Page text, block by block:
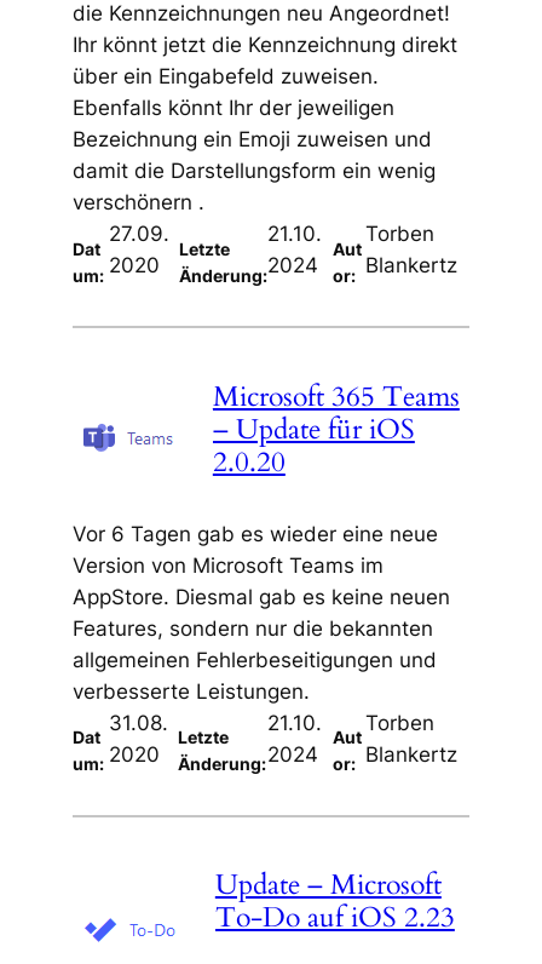
die Kennzeichnungen neu Angeordnet!
Ihr könnt jetzt die Kennzeichnung direkt
über ein Eingabefeld zuweisen.
Ebenfalls könnt Ihr der jeweiligen
Bezeichnung ein Emoji zuweisen und
damit die Darstellungsform ein wenig
verschönern .
Dat
um:
27.09.
2020
Letzte
Änderung:
21.10.
2024
Aut
or:
Torben
Blankertz
Microsoft 365 Teams
– Update für iOS
2.0.20
Vor 6 Tagen gab es wieder eine neue
Version von Microsoft Teams im
AppStore. Diesmal gab es keine neuen
Features, sondern nur die bekannten
allgemeinen Fehlerbeseitigungen und
verbesserte Leistungen.
Dat
um:
31.08.
2020
Letzte
Änderung:
21.10.
2024
Aut
or:
Torben
Blankertz
Update – Microsoft
To-Do auf iOS 2.23